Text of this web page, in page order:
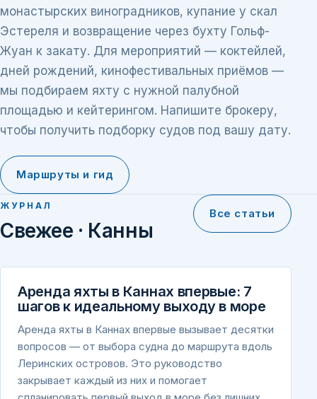
монастырских виноградников, купание у скал
Эстереля и возвращение через бухту Гольф-
Жуан к закату. Для мероприятий — коктейлей,
дней рождений, кинофестивальных приёмов —
мы подбираем яхту с нужной палубной
площадью и кейтерингом. Напишите брокеру,
чтобы получить подборку судов под вашу дату.
Маршруты и гид
ЖУРНАЛ
Свежее · Канны
Все статьи
Аренда яхты в Каннах впервые: 7
шагов к идеальному выходу в море
Аренда яхты в Каннах впервые вызывает десятки
вопросов — от выбора судна до маршрута вдоль
Леринских островов. Это руководство
закрывает каждый из них и помогает